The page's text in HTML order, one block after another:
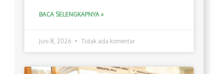
BACA SELENGKAPNYA »
Juni 8, 2026 Tidak ada komentar